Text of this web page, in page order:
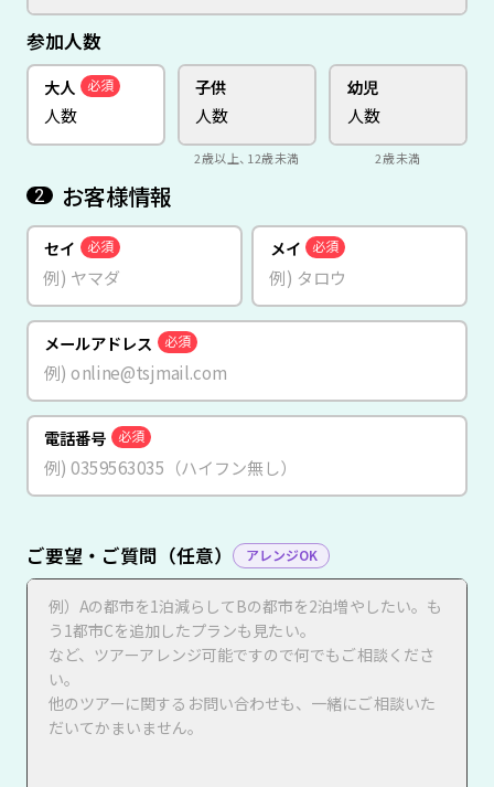
参加人数
大人 必須 子供
2歳以上、12歳未満
幼児
2歳未満
2 お客様情報
セイ 必須 メイ 必須
メールアドレス 必須
電話番号 必須
ご要望・ご質問（任意） アレンジOK